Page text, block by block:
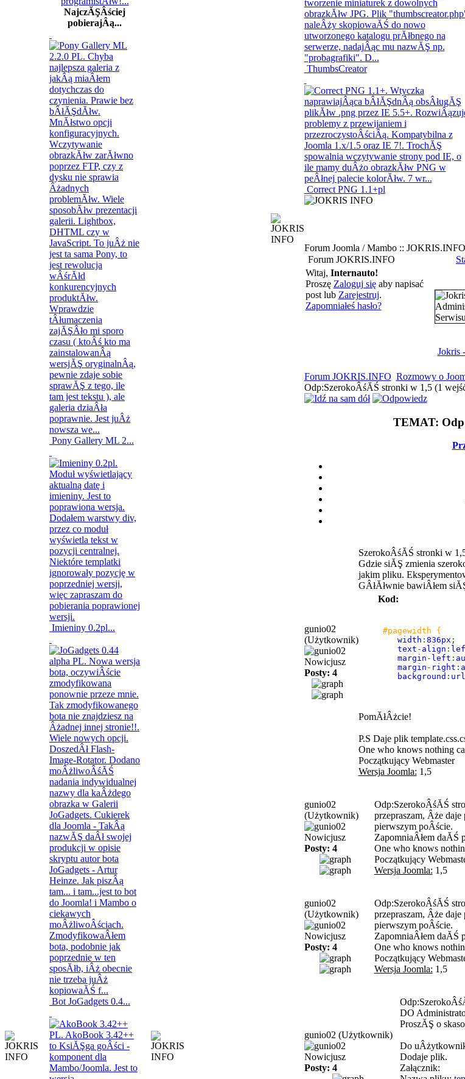
NajczĂŞÂściej
pobierajÂą...
Pony Gallery ML 2...
Imieniny 0.2pl...
Bot JoGadgets 0.4...
ThumbsCreator
Correct PNG 1.1+pl
Forum Joomla / Mambo ::
Forum JOKRIS.INFO
Witaj, Internauto!
Proszę Zaloguj sięaby napisać
post lub Zarejestruj.
Zapomniałeś hasło?
Jokris
Forum JOKRIS.INFO Rozmowy o
Odp:SzerokoÂśĂŚ stronki w 1,5 (1
TEMAT:
gunio02
(Użytkownik)
Nowicjusz
Posty: 4
SzerokoÂśĂŚ stronki w
Gdzie siĂŞ zmienia
jakim pliku.
GÂłĂłwnie bawiÂłem
Kod:
#pagewidth {
width : 836px ;
text - align :
margin - left :
margin - right :
background : url
PomĂłÂżcie!
P.S Daje plik
One who knows nothing
Początkujący Webmaster
Wersja Joomla: 1,5
gunio02
(Użytkownik)
Nowicjusz
Posty: 4
Odp:SzerokoÂśĂŚ
przepraszam, Âże
pierwszym poÂście.
ZapomniaÂłem daĂŚ
One who knows
Początkujący
Wersja Joomla: 1,5
gunio02
(Użytkownik)
Nowicjusz
Posty: 4
Odp:SzerokoÂśĂŚ
przepraszam, Âże
pierwszym poÂście.
ZapomniaÂłem daĂŚ
One who knows
Początkujący
Wersja Joomla: 1,5
gunio02 (Użytkownik)
Nowicjusz
Posty: 4
DO
ProszĂŞ o
Do
Dodaje plik.
Załącznik: